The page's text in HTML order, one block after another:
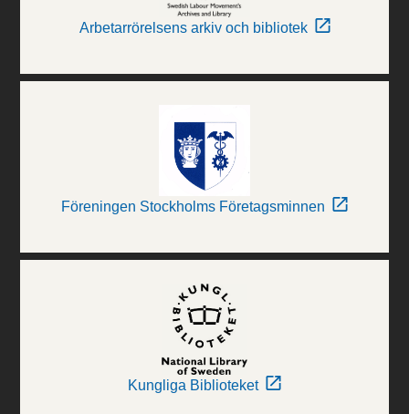
Arbetarrörelsens arkiv och bibliotek
Föreningen Stockholms Företagsminnen
Kungliga Biblioteket